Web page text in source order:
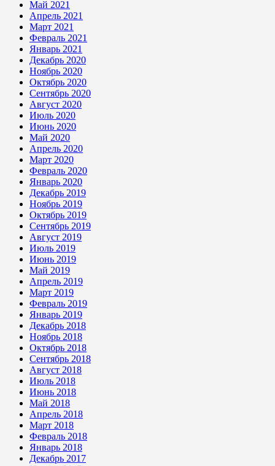
Май 2021
Апрель 2021
Март 2021
Февраль 2021
Январь 2021
Декабрь 2020
Ноябрь 2020
Октябрь 2020
Сентябрь 2020
Август 2020
Июль 2020
Июнь 2020
Май 2020
Апрель 2020
Март 2020
Февраль 2020
Январь 2020
Декабрь 2019
Ноябрь 2019
Октябрь 2019
Сентябрь 2019
Август 2019
Июль 2019
Июнь 2019
Май 2019
Апрель 2019
Март 2019
Февраль 2019
Январь 2019
Декабрь 2018
Ноябрь 2018
Октябрь 2018
Сентябрь 2018
Август 2018
Июль 2018
Июнь 2018
Май 2018
Апрель 2018
Март 2018
Февраль 2018
Январь 2018
Декабрь 2017